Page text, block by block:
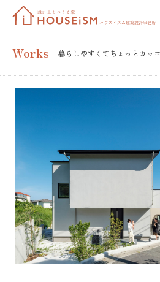
Works 暮らしやすくてちょっとカッ